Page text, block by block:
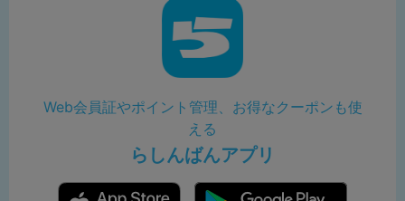
Web会員証やポイント管理、お得なクーポンも使
える
らしんばんアプリ